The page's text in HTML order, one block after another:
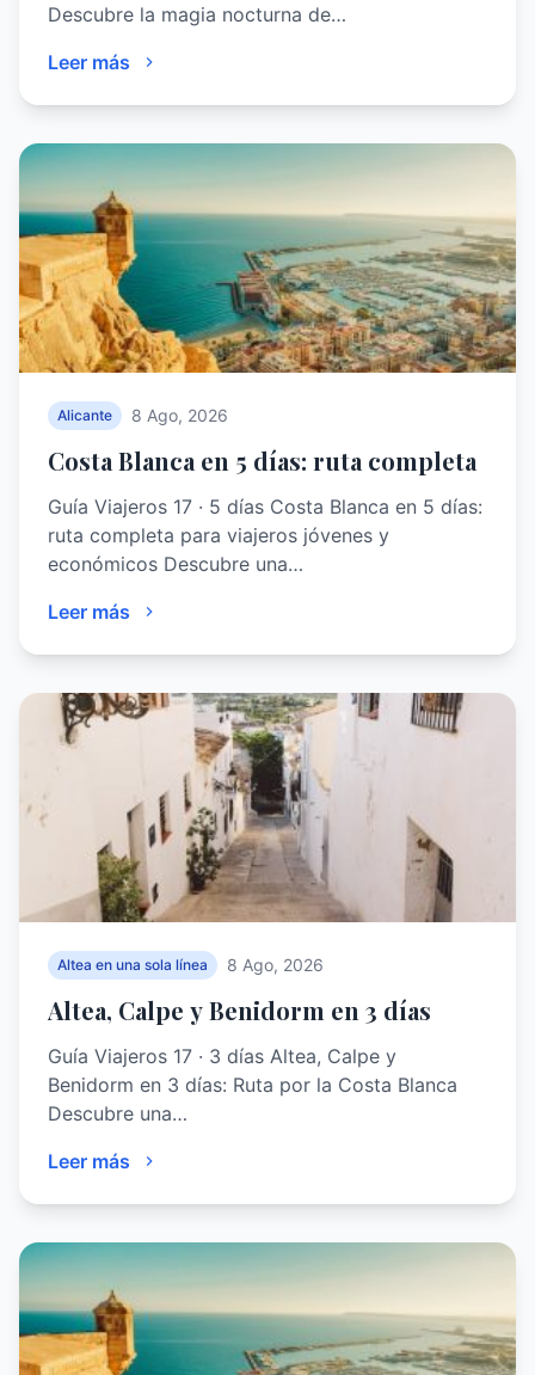
Descubre la magia nocturna de…
Leer más
Alicante 8 Ago, 2026
Costa Blanca en 5 días: ruta completa
Guía Viajeros 17 · 5 días Costa Blanca en 5 días:
ruta completa para viajeros jóvenes y
económicos Descubre una…
Leer más
Altea en una sola línea 8 Ago, 2026
Altea, Calpe y Benidorm en 3 días
Guía Viajeros 17 · 3 días Altea, Calpe y
Benidorm en 3 días: Ruta por la Costa Blanca
Descubre una…
Leer más